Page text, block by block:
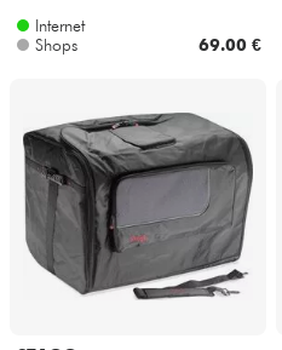
Licht
Drums
Blasinstrumente
Internet
Shops
69.00 €